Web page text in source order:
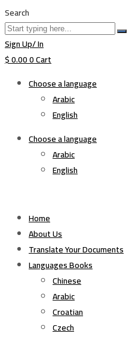
Search
Sign Up/ In
$0.000Cart
Choose a language
Arabic
English
Choose a language
Arabic
English
Home
About Us
Translate Your Documents
Languages Books
Chinese
Arabic
Croatian
Czech